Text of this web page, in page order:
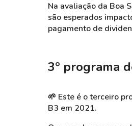
Na avaliação da Boa
são esperados
pagamento de
3º programa
🌱 Este é o terceiro
B3 em 2021.